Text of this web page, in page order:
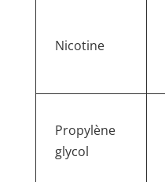
Nicotine
Propylène
glycol